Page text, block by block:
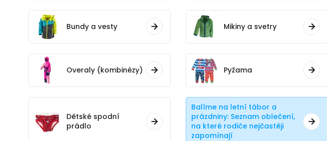
Bundy a vesty Mikiny a svetry
Overaly (kombinézy) Pyžama
Dětské spodní
prádlo
Balíme na letní tábor a
prázdniny: Seznam oblečení,
na které rodiče nejčastěji
zapomínají